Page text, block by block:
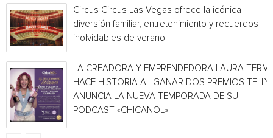
Circus Circus Las Vegas ofrece la icónica
diversión familiar, entretenimiento y recuerdos
inolvidables de verano
LA CREADORA Y EMPRENDEDORA LAURA
HACE HISTORIA AL GANAR DOS PREMIOS TELLY
ANUNCIA LA NUEVA TEMPORADA DE SU
PODCAST «CHICANOL»